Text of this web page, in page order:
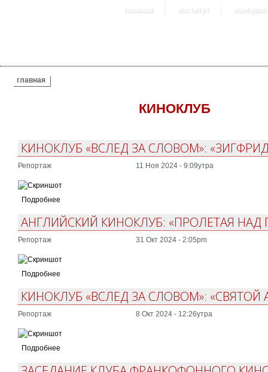
главная институт
ВЫ ЗДЕСЬ
главная
КИНОКЛУБ
КИНОКЛУБ «ВСЛЕД ЗА СЛОВОМ»:
Репортаж 11 Ноя 2024 - 9:09утра
Подробнее
АНГЛИЙСКИЙ КИНОКЛУБ: «ПРОЛЕТАЯ
Репортаж 31 Окт 2024 - 2:05pm
Подробнее
КИНОКЛУБ «ВСЛЕД ЗА СЛОВОМ»: «СВЯТОЙ
Репортаж 8 Окт 2024 - 12:26утра
Подробнее